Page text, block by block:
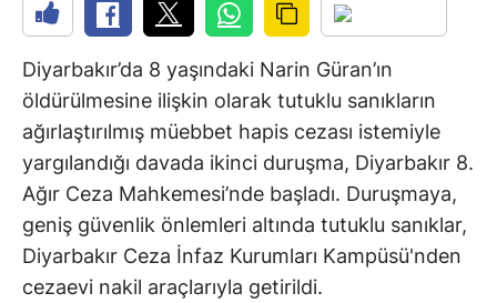
Diyarbakır’da 8 yaşındaki Narin Güran’ın
öldürülmesine ilişkin olarak tutuklu sanıkların
ağırlaştırılmış müebbet hapis cezası istemiyle
yargılandığı davada ikinci duruşma, Diyarbakır 8.
Ağır Ceza Mahkemesi’nde başladı. Duruşmaya,
geniş güvenlik önlemleri altında tutuklu sanıklar,
Diyarbakır Ceza İnfaz Kurumları Kampüsü'nden
cezaevi nakil araçlarıyla getirildi.